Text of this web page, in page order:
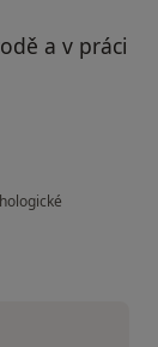
a v práci